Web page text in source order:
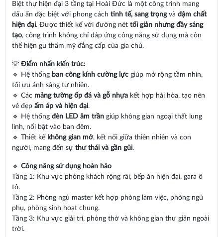
Biệt thự hiện đại 3 tầng tại Hoài Đức là một công trình mang
dấu ấn đặc biệt với phong cách tinh tế, sang trọngvà đậm chất
hiện đại. Được thiết kế với đường nét tối giản nhưng đầy sáng
tạo, công trình không chỉ đáp ứng công năng sử dụng mà còn
thể hiện gu thẩm mỹ đẳng cấp của gia chủ.
💡 Điểm nhấn kiến trúc:
🔹 Hệ thống ban công kính cường lựcgiúp mở rộng tầm nhìn,
tối ưu ánh sáng tự nhiên.
🔹 Các mảng tường ốp đá và gỗ nhựakết hợp hài hòa, tạo nên
vẻ đẹp ấm áp và hiện đại.
🔹 Hệ thống đèn LED âm trầngiúp không gian ngoại thất lung
linh, nổi bật vào ban đêm.
🔹 Thiết kế không gian mở, kết nối giữa thiên nhiên và con
người, mang đến sự thư thái và gần gũi.
🔹 Công năng sử dụng hoàn hảo
Tầng 1: Khu vực phòng khách rộng rãi, bếp ăn hiện đại, gara ô
tô.
Tầng 2: Phòng ngủ master kết hợp phòng làm việc, phòng ngủ
phụ, phòng sinh hoạt chung.
Tầng 3: Khu vực giải trí, phòng thờ và không gian thư giãn ngoài
trời.